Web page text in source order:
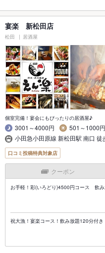
宴楽 新松田店
松田 居酒屋
個室完備！宴会にもぴったりの居酒屋♪
3001～4000円
501～1000円
小田急小田原線 新松田駅 南口 徒
口コミ投稿特典対象店
クーポン
お手軽！彩(いろどり)4500円コース 飲
祝大漁！宴楽コース！飲み放題120分付